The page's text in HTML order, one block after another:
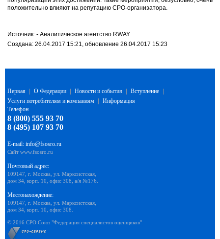
положительно влияют на репутацию СРО-организатора.
Источник: - Аналитическое агентство RWAY
Создана: 26.04.2017 15:21, обновление 26.04.2017 15:23
Первая О Федерации Новости и события Вступление
Услуги потребителям и компаниям
Информация
Телефон
8 (800) 555 93 70
8 (495) 107 93 70
E-mail: info@fsosro.ru
Сайт www.fsosro.ru
Почтовый адрес:
109147, г. Москва, ул. Марксистская,
дом 34, корп. 10, офис 308, а/я №176.
Местонахождение:
109147, г. Москва, ул. Марксистская,
дом 34, корп. 10, офис 308.
© 2016 СРО Союз "Федерация специалистов оценщиков"